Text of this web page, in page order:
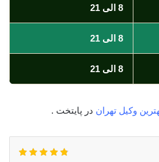
8 الی 21
8 الی 21
8 الی 21
وکیل تهران در پایتخت .